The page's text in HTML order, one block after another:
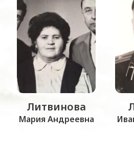
Литвинова
Мария Андреевна